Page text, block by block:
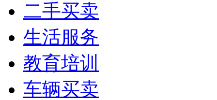
二手买卖
生活服务
教育培训
车辆买卖